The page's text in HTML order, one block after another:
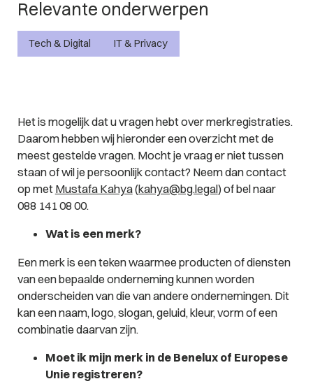
Relevante onderwerpen
Tech & Digital IT & Privacy
Het is mogelijk dat u vragen hebt over merkregistraties.
Daarom hebben wij hieronder een overzicht met de
meest gestelde vragen. Mocht je vraag er niet tussen
staan of wil je persoonlijk contact? Neem dan contact
op met Mustafa Kahya(kahya@bg.legal) of bel naar
088 141 08 00.
Wat is een merk?
Een merk is een teken waarmee producten of diensten
van een bepaalde onderneming kunnen worden
onderscheiden van die van andere ondernemingen. Dit
kan een naam, logo, slogan, geluid, kleur, vorm of een
combinatie daarvan zijn.
Moet ik mijn merk in de Benelux of Europese
Unie registreren?